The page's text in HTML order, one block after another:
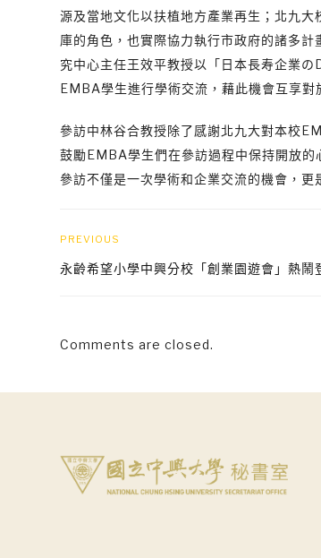
源及當地文化以扶植地方產業再生；北九
庫的角色，也實際協力執行市政府的諸多
究中心主任王效平教授以「日本長寿企業
EMBA學生進行學術交流，藉此機會互享對
參訪中林谷合教授除了感謝北九大對本校
鼓勵EMBA學生們在參訪過程中保持開放
參訪不僅是一次學術和企業交流的機會，
PREVIOUS
永齡希望小學中興分校「創業園遊會」熱鬧
Comments are closed.